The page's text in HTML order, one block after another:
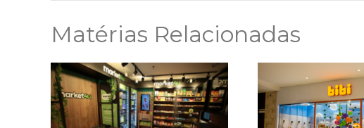
Matérias Relacionadas